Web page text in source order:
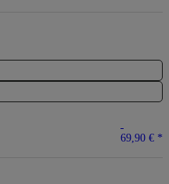
69,90 € *